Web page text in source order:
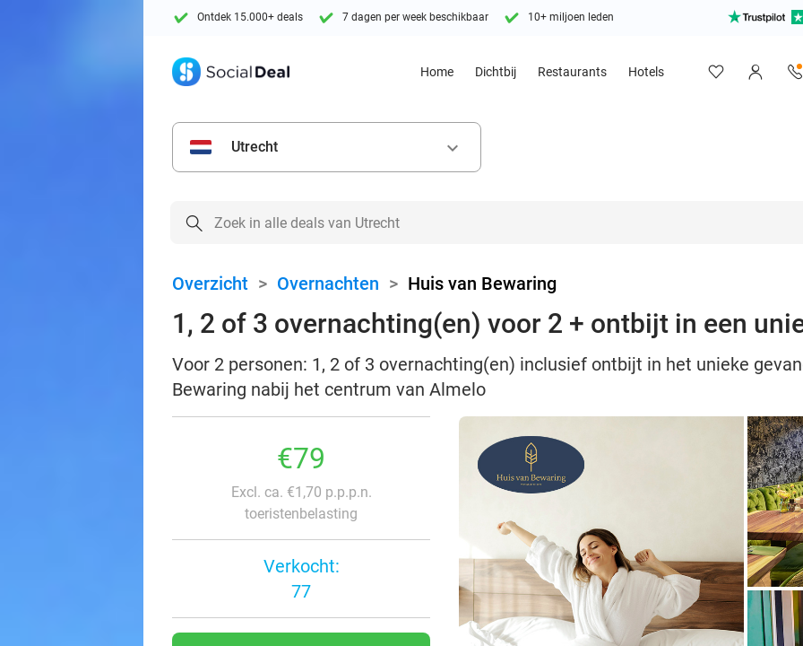
Ontdek 15.000+ deals 7 dagen per week beschikbaar 10+ miljoen leden
Home Dichtbij Restaurants Hotels
Utrecht keyboard_arrow_down
Overzicht > Overnachten > Huis van Bewaring
1, 2 of 3 overnachting(en) voor 2 + ontbijt in een
Voor 2 personen: 1, 2 of 3 overnachting(en) inclusief ontbijt in het unieke
Bewaring nabij het centrum van Almelo
€79
Excl. ca. €1,70 p.p.p.n.
toeristenbelasting
Verkocht:
77